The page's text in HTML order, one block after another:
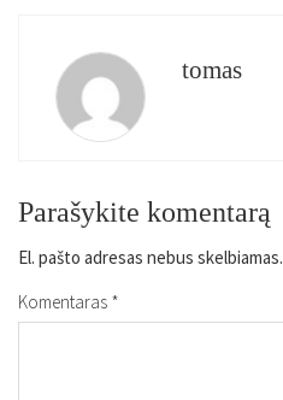
tomas
Parašykite komentarą
El. pašto adresas nebus skelbiamas.
Komentaras *